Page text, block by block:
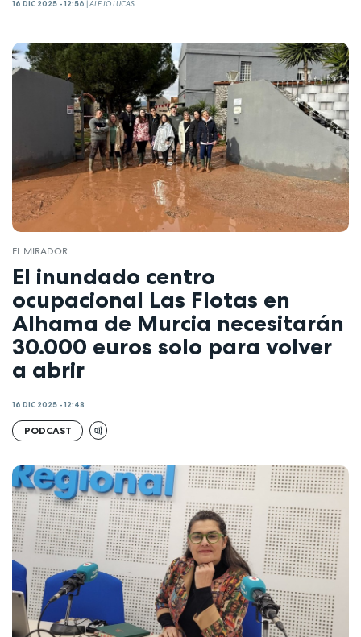
16 DIC 2025 - 12:56 |ALEJO LUCAS
EL MIRADOR
El inundado centro
ocupacional Las Flotas en
Alhama de Murcia necesitarán
30.000 euros solo para volver
a abrir
16 DIC 2025 - 12:48
PODCAST